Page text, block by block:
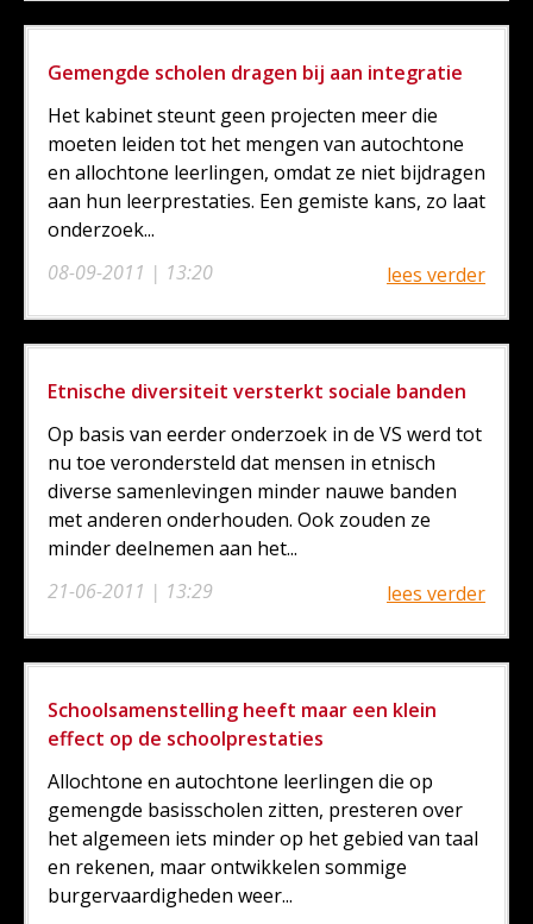
Gemengde scholen dragen bij aan integratie
08-09-2011 | 13:20
Het kabinet steunt geen projecten meer die
moeten leiden tot het mengen van autochtone
en allochtone leerlingen, omdat ze niet bijdragen
aan hun leerprestaties. Een gemiste kans, zo laat
onderzoek...
lees verder
Etnische diversiteit versterkt sociale banden
21-06-2011 | 13:29
Op basis van eerder onderzoek in de VS werd tot
nu toe verondersteld dat mensen in etnisch
diverse samenlevingen minder nauwe banden
met anderen onderhouden. Ook zouden ze
minder deelnemen aan het...
lees verder
Schoolsamenstelling heeft maar een klein
effect op de schoolprestaties
Allochtone en autochtone leerlingen die op
gemengde basisscholen zitten, presteren over
het algemeen iets minder op het gebied van taal
en rekenen, maar ontwikkelen sommige
burgervaardigheden weer...